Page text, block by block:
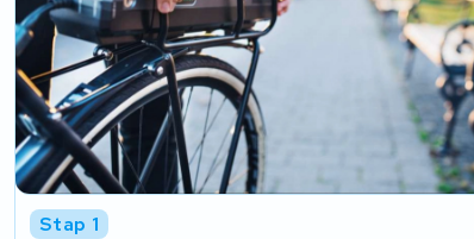
Stap 1